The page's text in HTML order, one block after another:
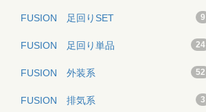
FUSION 足回りSET 9
FUSION 足回り単品 24
FUSION 外装系 52
FUSION 排気系 3